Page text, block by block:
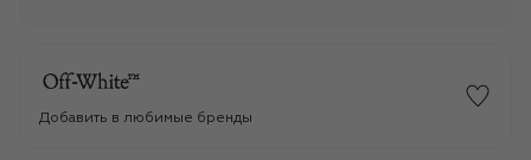
Добавить в любимые бренды